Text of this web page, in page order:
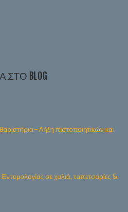
BLOG
– Λήξη πιστοποιητικών και
Εντομολογίας σε χαλιά, ταπετσαρίες &